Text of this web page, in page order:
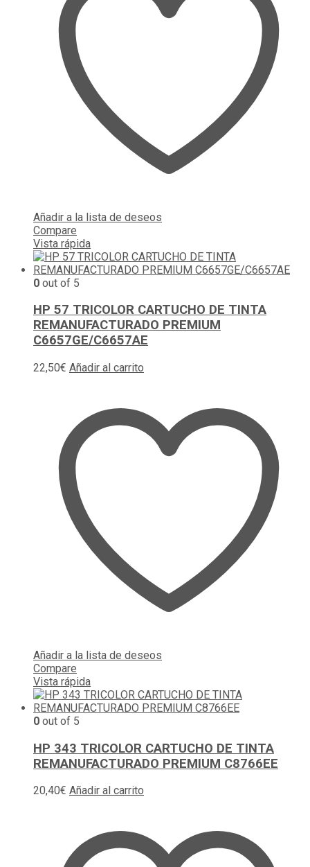
Añadir a la lista de deseos
Compare
Vista rápida
0 out of 5
HP 57 TRICOLOR CARTUCHO DE TINTA
REMANUFACTURADO PREMIUM
C6657GE/C6657AE
22,50€ Añadir al carrito
Añadir a la lista de deseos
Compare
Vista rápida
0 out of 5
HP 343 TRICOLOR CARTUCHO DE TINTA
REMANUFACTURADO PREMIUM C8766EE
20,40€ Añadir al carrito